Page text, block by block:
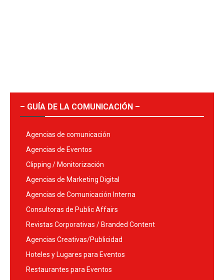
– GUÍA DE LA COMUNICACIÓN –
Agencias de comunicación
Agencias de Eventos
Clipping / Monitorización
Agencias de Marketing Digital
Agencias de Comunicación Interna
Consultoras de Public Affairs
Revistas Corporativas / Branded Content
Agencias Creativas/Publicidad
Hoteles y Lugares para Eventos
Restaurantes para Eventos